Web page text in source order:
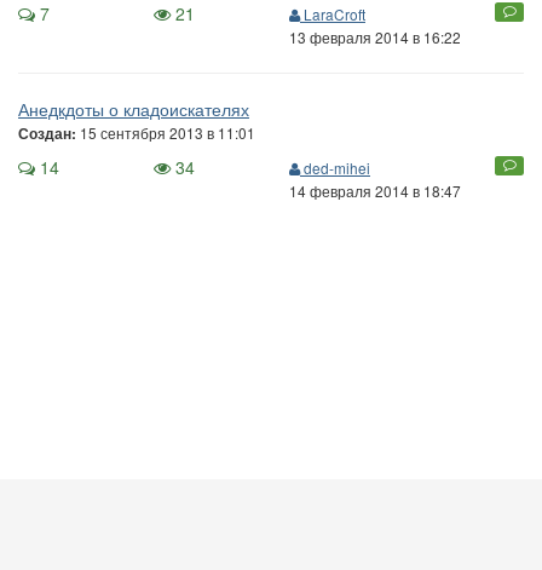
7 21
LaraCroft
13 февраля 2014 в 16:22
Анедкдоты о кладоискателях
Создан: 15 сентября 2013 в 11:01
14 34
ded-mihei
14 февраля 2014 в 18:47